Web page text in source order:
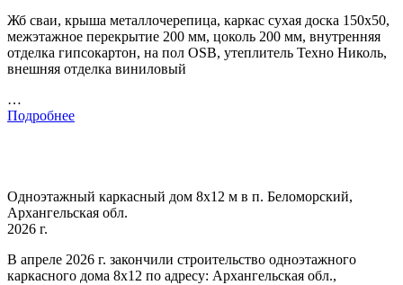
Жб сваи, крыша металлочерепица, каркас сухая доска 150х50,
межэтажное перекрытие 200 мм, цоколь 200 мм, внутренняя
отделка гипсокартон, на пол OSB, утеплитель Техно Николь,
внешняя отделка виниловый
…
Подробнее
Одноэтажный каркасный дом 8х12 м в п. Беломорский,
Архангельская обл.
2026 г.
В апреле 2026 г. закончили строительство одноэтажного
каркасного дома 8х12 по адресу: Архангельская обл.,